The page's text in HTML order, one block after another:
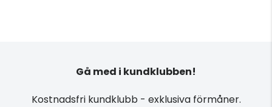
Gå med i kundklubben!
Kostnadsfri kundklubb - exklusiva förmåner.